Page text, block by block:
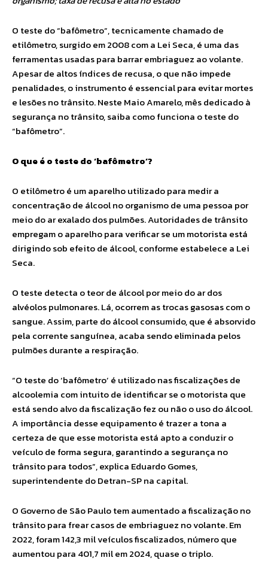
O teste do “bafômetro”, tecnicamente chamado de
etilômetro, surgido em 2008 com a Lei Seca, é uma das
ferramentas usadas para barrar embriaguez ao volante.
Apesar de altos índices de recusa, o que não impede
penalidades, o instrumento é essencial para evitar mortes
e lesões no trânsito. Neste Maio Amarelo, mês dedicado à
segurança no trânsito, saiba como funciona o teste do
“bafômetro”.
O que é o teste do ‘bafômetro’?
O etilômetro é um aparelho utilizado para medir a
concentração de álcool no organismo de uma pessoa por
meio do ar exalado dos pulmões. Autoridades de trânsito
empregam o aparelho para verificar se um motorista está
dirigindo sob efeito de álcool, conforme estabelece a Lei
Seca.
O teste detecta o teor de álcool por meio do ar dos
alvéolos pulmonares. Lá, ocorrem as trocas gasosas com o
sangue. Assim, parte do álcool consumido, que é absorvido
pela corrente sanguínea, acaba sendo eliminada pelos
pulmões durante a respiração.
“O teste do ‘bafômetro’ é utilizado nas fiscalizações de
alcoolemia com intuito de identificar se o motorista que
está sendo alvo da fiscalização fez ou não o uso do álcool.
A importância desse equipamento é trazer a tona a
certeza de que esse motorista está apto a conduzir o
veículo de forma segura, garantindo a segurança no
trânsito para todos”, explica Eduardo Gomes,
superintendente do Detran-SP na capital.
O Governo de São Paulo tem aumentado a fiscalização no
trânsito para frear casos de embriaguez no volante. Em
2022, foram 142,3 mil veículos fiscalizados, número que
aumentou para 401,7 mil em 2024, quase o triplo.